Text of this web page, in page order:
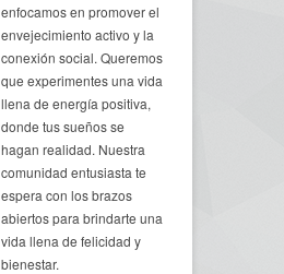
enfocamos en promover el
envejecimiento activo y la
conexión social. Queremos
que experimentes una vida
llena de energía positiva,
donde tus sueños se
hagan realidad. Nuestra
comunidad entusiasta te
espera con los brazos
abiertos para brindarte una
vida llena de felicidad y
bienestar.